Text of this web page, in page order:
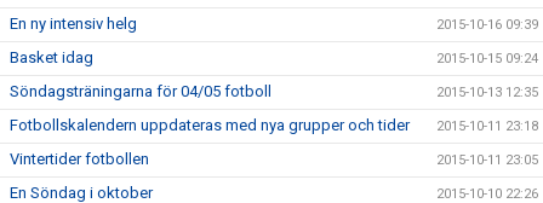
En ny intensiv helg 2015-10-16 09:39
Basket idag 2015-10-15 09:24
Söndagsträningarna för 04/05 fotboll 2015-10-13 12:35
Fotbollskalendern uppdateras med nya grupper och tider 2015-10-11 23:18
Vintertider fotbollen 2015-10-11 23:05
En Söndag i oktober 2015-10-10 22:26